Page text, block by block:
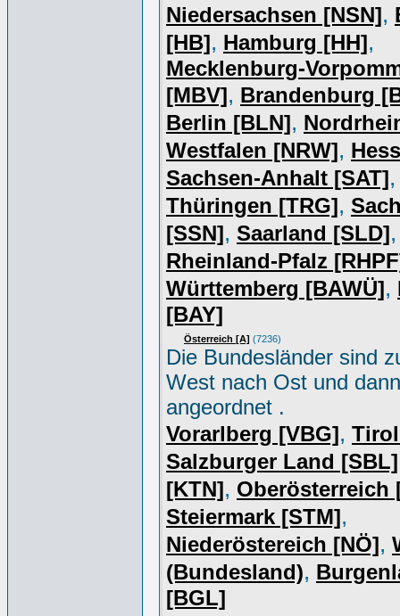
Niedersachsen [NSN],
[HB], Hamburg [HH],
Mecklenburg-
[MBV], Brandenburg
Berlin [BLN],
Westfalen [NRW],
Sachsen-Anhalt [SAT],
Thüringen [TRG],
[SSN], Saarland [SLD],
Rheinland-Pfalz
Württemberg [BAWÜ],
[BAY]
Österreich [A] (7236)
Die Bundesländer sind
West nach Ost und
angeordnet .
Vorarlberg [VBG],
Salzburger Land [SBL]
[KTN], Oberösterreich
Steiermark [STM],
Niederöstereich [NÖ],
(Bundesland),
[BGL]